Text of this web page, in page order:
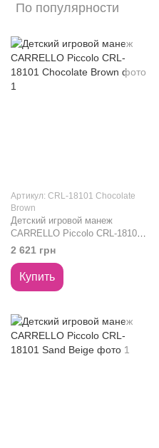
По популярности
Артикул: CRL-18101 Chocolate
Brown
Детский игровой манеж
CARRELLO Piccolo CRL-18101
Chocolate Brown
2 621 грн
Купить